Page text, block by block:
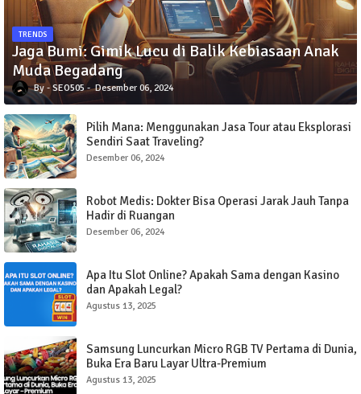
TRENDS
Jaga Bumi: Gimik Lucu di Balik Kebiasaan Anak
Muda Begadang
SEO505 Desember 06, 2024
Pilih Mana: Menggunakan Jasa Tour atau Eksplorasi
Sendiri Saat Traveling?
Desember 06, 2024
Robot Medis: Dokter Bisa Operasi Jarak Jauh Tanpa
Hadir di Ruangan
Desember 06, 2024
Apa Itu Slot Online? Apakah Sama dengan Kasino
dan Apakah Legal?
Agustus 13, 2025
Samsung Luncurkan Micro RGB TV Pertama di Dunia,
Buka Era Baru Layar Ultra-Premium
Agustus 13, 2025